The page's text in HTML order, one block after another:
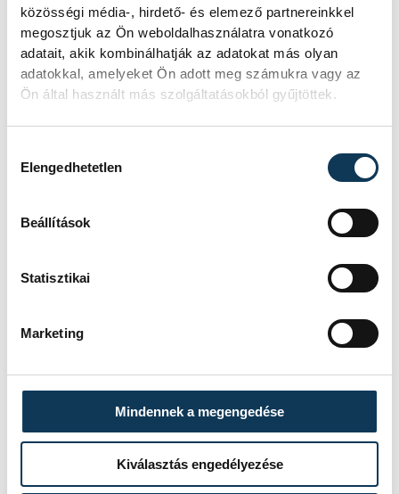
közösségi média-, hirdető- és elemező partnereinkkel
megosztjuk az Ön weboldalhasználatra vonatkozó
adatait, akik kombinálhatják az adatokat más olyan
adatokkal, amelyeket Ön adott meg számukra vagy az
Ön által használt más szolgáltatásokból gyűjtöttek.
Elengedhetetlen
Beállítások
Statisztikai
Marketing
Mindennek a megengedése
Kiválasztás engedélyezése
gazdaságfejlesztési irányt és elvárást, amit
a Technológiai és Innovációs Minisztérium
kitűzött maga elé: a Csatári Plast Kft.
egyszerre nemzeti, környezetbarát és
technológiailag magas színvonalt képvisel”
A mintegy háromezer négyzetméteres új